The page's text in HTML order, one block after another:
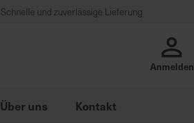
Schnelle und zuverlässige Lieferung
Anmelden
Über uns Kontakt